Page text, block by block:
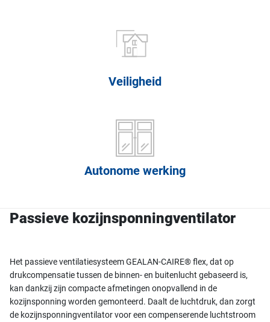
Veiligheid
Autonome werking
Passieve kozijnsponningventilator
Het passieve ventilatiesysteem GEALAN-CAIRE® flex, dat op
drukcompensatie tussen de binnen- en buitenlucht gebaseerd is,
kan dankzij zijn compacte afmetingen onopvallend in de
kozijnsponning worden gemonteerd. Daalt de luchtdruk, dan zorgt
de kozijnsponningventilator voor een compenserende luchtstroom